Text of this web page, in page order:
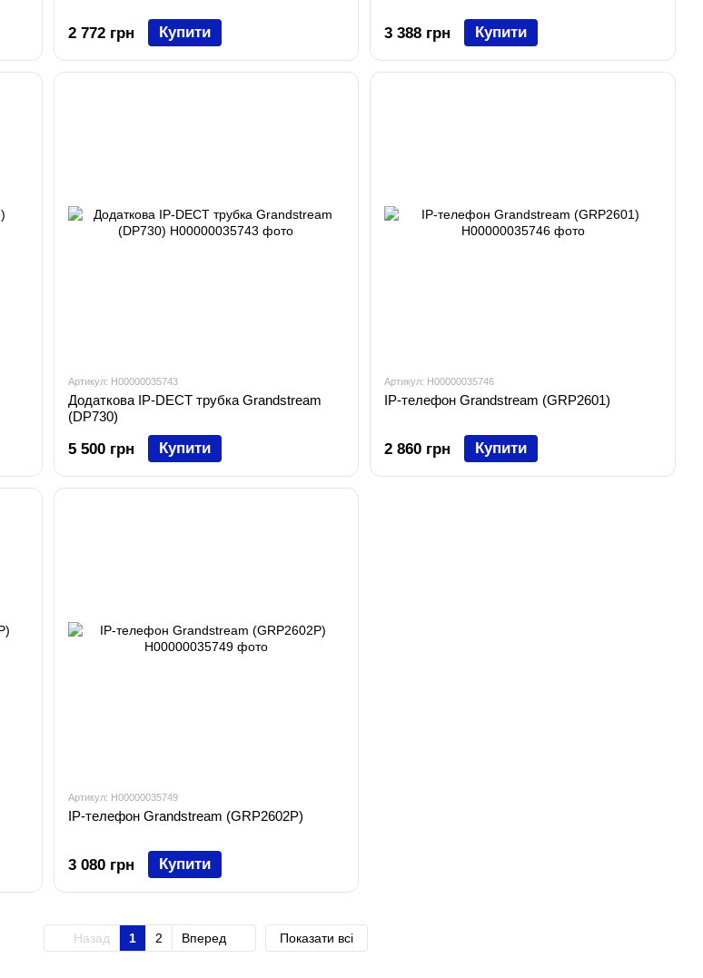
2 772 грн Купити 3 388 грн Купити
Артикул: H00000035743
Додаткова IP-DECT трубка Grandstream
(DP730)
5 500 грн Купити
Артикул: H00000035746
IP-телефон Grandstream (GRP2601)
2 860 грн Купити
Артикул: H00000035749
IP-телефон Grandstream (GRP2602P)
3 080 грн Купити
Назад 1 2 Вперед Показати всі